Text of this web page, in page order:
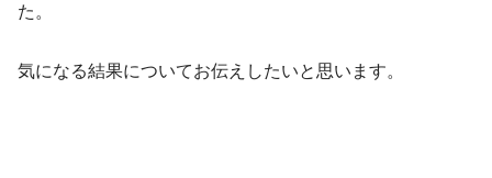
た。
気になる結果についてお伝えしたいと思います。